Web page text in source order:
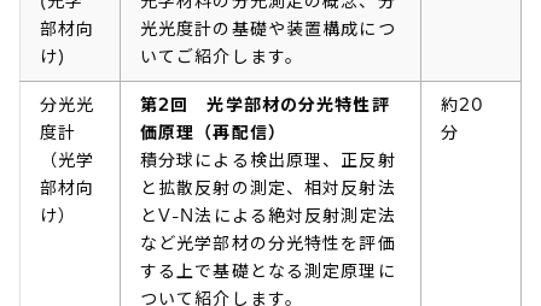
部材向
け)
光光度計の基礎や装置構成につ
いてご紹介します。
分光光
度計
（光学
部材向
け）
第2回 光学部材の分光特性評
価原理（再配信）
積分球による検出原理、正反射
と拡散反射の測定、相対反射法
とV-N法による絶対反射測定法
など光学部材の分光特性を評価
する上で基礎となる測定原理に
ついて紹介します。
約20
分